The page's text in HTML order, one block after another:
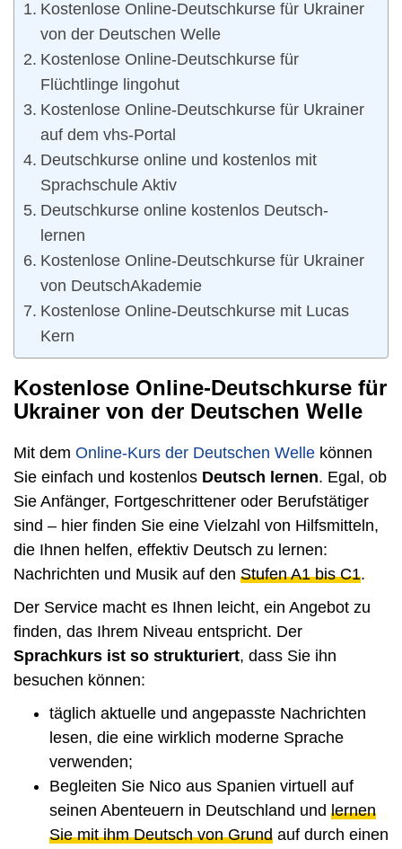
Kostenlose Online-Deutschkurse für Ukrainer
von der Deutschen Welle
Kostenlose Online-Deutschkurse für
Flüchtlinge lingohut
Kostenlose Online-Deutschkurse für Ukrainer
auf dem vhs-Portal
Deutschkurse online und kostenlos mit
Sprachschule Aktiv
Deutschkurse online kostenlos Deutsch-
lernen
Kostenlose Online-Deutschkurse für Ukrainer
von DeutschAkademie
Kostenlose Online-Deutschkurse mit Lucas
Kern
Kostenlose Online-Deutschkurse für
Ukrainer von der Deutschen Welle
Mit dem Online-Kurs der Deutschen Welle können
Sie einfach und kostenlos Deutsch lernen. Egal, ob
Sie Anfänger, Fortgeschrittener oder Berufstätiger
sind – hier finden Sie eine Vielzahl von Hilfsmitteln,
die Ihnen helfen, effektiv Deutsch zu lernen:
Nachrichten und Musik auf den Stufen A1 bis C1.
Der Service macht es Ihnen leicht, ein Angebot zu
finden, das Ihrem Niveau entspricht. Der
Sprachkurs ist so strukturiert, dass Sie ihn
besuchen können:
täglich aktuelle und angepasste Nachrichten
lesen, die eine wirklich moderne Sprache
verwenden;
Begleiten Sie Nico aus Spanien virtuell auf
seinen Abenteuern in Deutschland und lernen
Sie mit ihm Deutsch von Grund auf durch einen